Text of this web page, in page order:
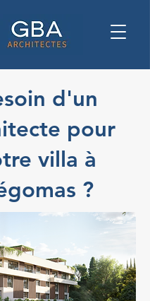
d'un
pour
villa à
?